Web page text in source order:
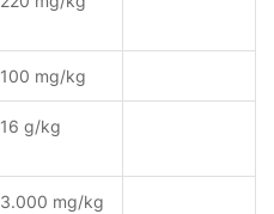
100 mg/kg
16 g/kg
3.000 mg/kg